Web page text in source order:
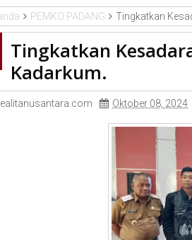
PEMKO PADANG Tingkatkan
Tingkatkan
Kadarkum.
Oktober 08, 2024